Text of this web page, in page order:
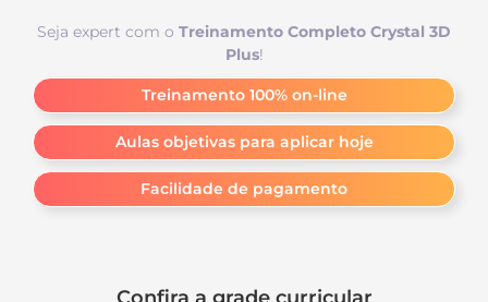
Seja expert com o Treinamento Completo Crystal 3D
Plus!
Treinamento 100% on-line
Aulas objetivas para aplicar hoje
Facilidade de pagamento